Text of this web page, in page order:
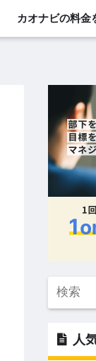
カオナビの料金
人